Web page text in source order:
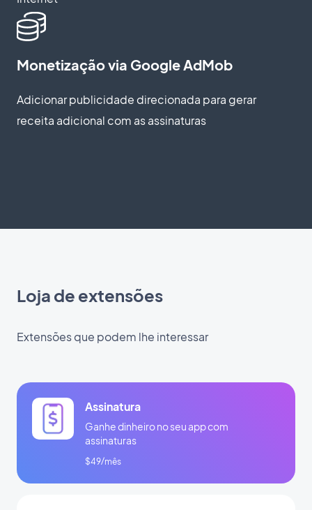
Monetização via Google AdMob
Adicionar publicidade direcionada para gerar
receita adicional com as assinaturas
Loja de extensões
Extensões que podem lhe interessar
Assinatura
Ganhe dinheiro no seu app com
assinaturas
$49/mês